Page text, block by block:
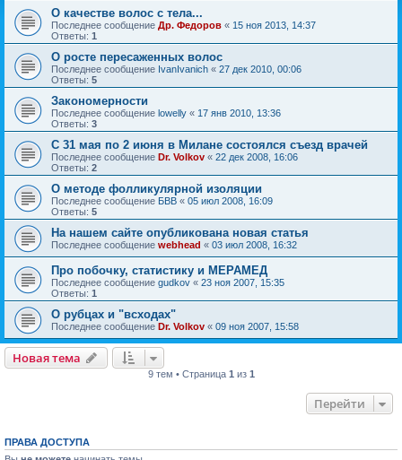
О качестве волос с тела...
Последнее сообщение Др. Федоров « 15 ноя 2013, 14:37
Ответы: 1
О росте пересаженных волос
Последнее сообщение IvanIvanich « 27 дек 2010, 00:06
Ответы: 5
Закономерности
Последнее сообщение lowelly « 17 янв 2010, 13:36
Ответы: 3
С 31 мая по 2 июня в Милане состоялся съезд врачей
Последнее сообщение Dr. Volkov « 22 дек 2008, 16:06
Ответы: 2
О методе фолликулярной изоляции
Последнее сообщение БВВ « 05 июл 2008, 16:09
Ответы: 5
На нашем сайте опубликована новая статья
Последнее сообщение webhead « 03 июл 2008, 16:32
Про побочку, статистику и МЕРАМЕД
Последнее сообщение gudkov « 23 ноя 2007, 15:35
Ответы: 1
О рубцах и "всходах"
Последнее сообщение Dr. Volkov « 09 ноя 2007, 15:58
Новая тема
9 тем • Страница 1 из 1
Перейти
ПРАВА ДОСТУПА